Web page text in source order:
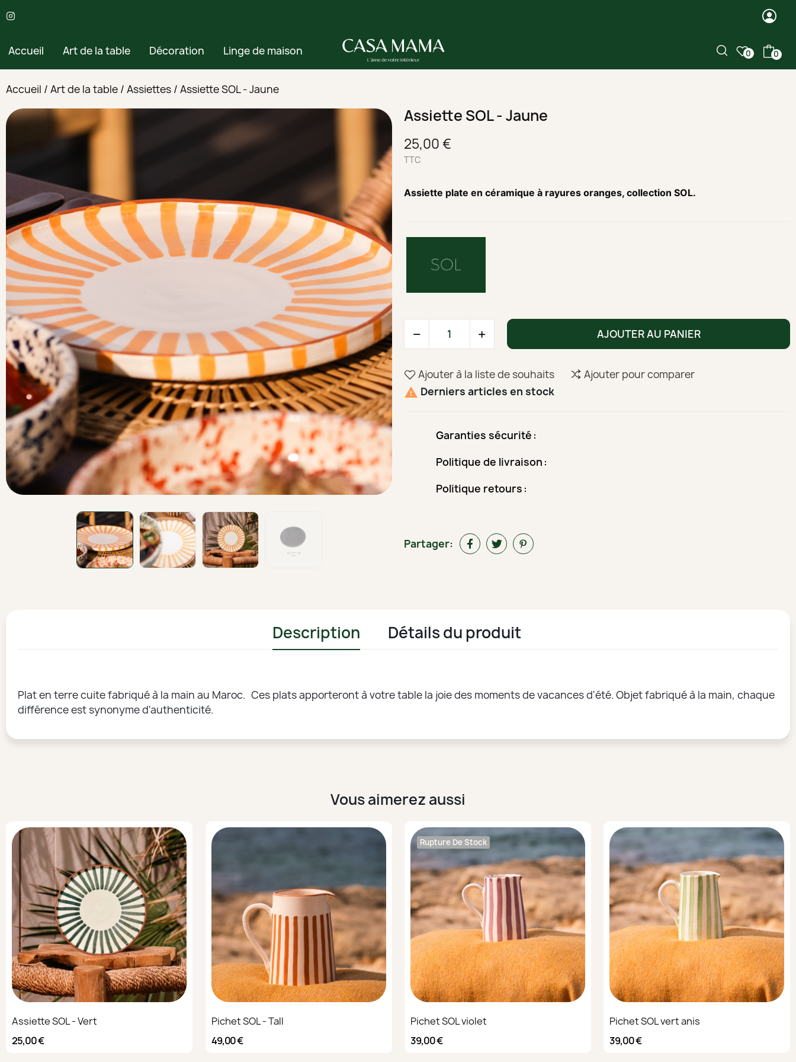
Accueil Art de la table Décoration Linge de maison 0 0
Accueil Art de la table Assiettes Assiette SOL - Jaune
Assiette SOL - Jaune
25,00 €
TTC
Assiette plate en céramique à rayures oranges, collection SOL.
AJOUTER AU PANIER
Ajouter à la liste de souhaits Ajouter pour comparer
 Derniers articles en stock
Garanties sécurité
Politique de livraison
Politique retours
Partager:
Description Détails du produit
Plat en terre cuite fabriqué à la main au Maroc. Ces plats apporteront à votre table la joie des moments de vacances d'été. Objet fabriqué à la main, chaque
différence est synonyme d'authenticité.
Vous aimerez aussi
Assiette SOL - Vert
25,00 €
Pichet SOL - Tall
49,00 €
Rupture De Stock
Pichet SOL violet
39,00 €
Pichet SOL vert anis
39,00 €